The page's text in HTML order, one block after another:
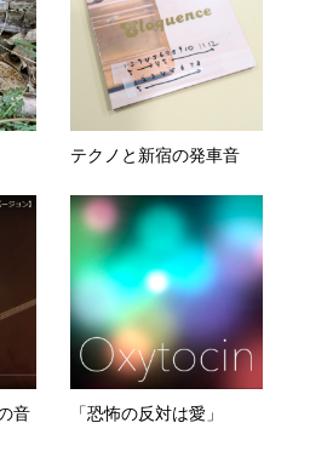
テクノと新宿の発車音
音 「恐怖の反対は愛」